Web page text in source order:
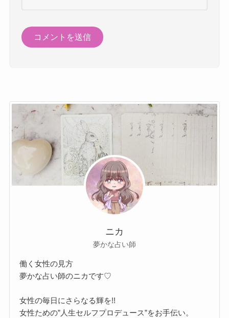
ニカ
夢かな占い師
働く女性の見方
夢かな占い師のニカです♡
女性の毎日にさらなる輝を!!
女性ための”人生セルフプロデュース”をお手伝い。